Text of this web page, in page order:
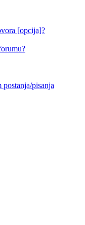
[opcija]?
pisanja